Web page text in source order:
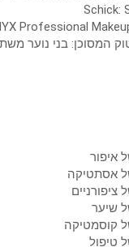
Schick:
Professional
המסוכן: בני נוער
איפור
אסתטיקה
ציפורניים
שיער
קוסמטיקה
טיפול